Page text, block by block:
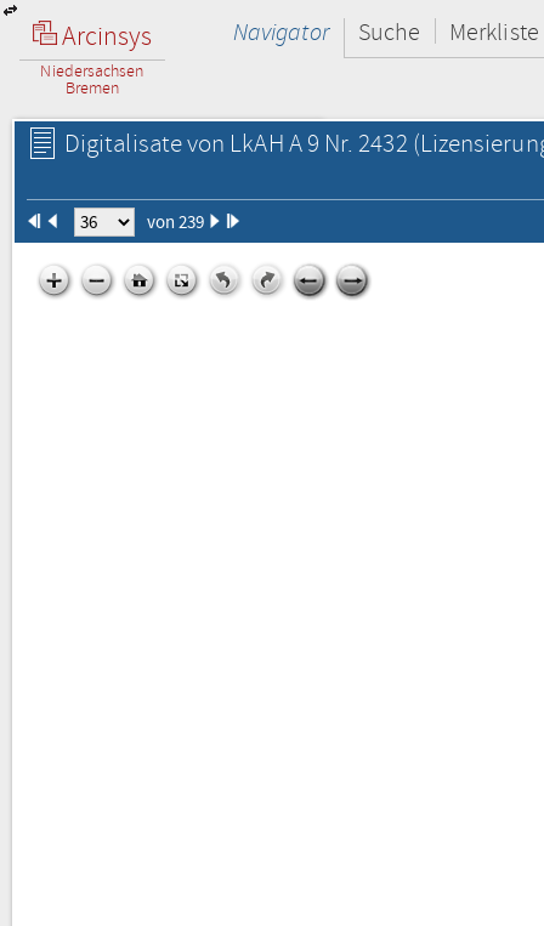
Arcinsys
Niedersachsen
Bremen
Navigator Suche Merkliste
Digitalisate von LkAH A 9 Nr. 2432
von 239